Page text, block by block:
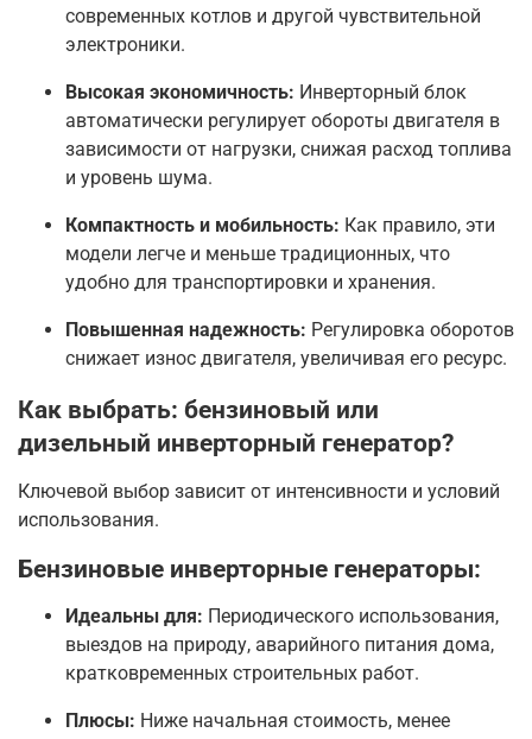
современных котлов и другой чувствительной
электроники.
Высокая экономичность: Инверторный блок
автоматически регулирует обороты двигателя в
зависимости от нагрузки, снижая расход топлива
и уровень шума.
Компактность и мобильность: Как правило, эти
модели легче и меньше традиционных, что
удобно для транспортировки и хранения.
Повышенная надежность: Регулировка оборотов
снижает износ двигателя, увеличивая его ресурс.
Как выбрать: бензиновый или
дизельный инверторный генератор?
Ключевой выбор зависит от интенсивности и условий
использования.
Бензиновые инверторные генераторы:
Идеальны для: Периодического использования,
выездов на природу, аварийного питания дома,
кратковременных строительных работ.
Плюсы: Ниже начальная стоимость, менее